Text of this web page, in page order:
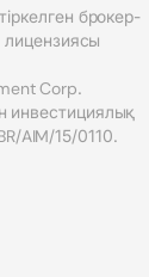
брокер-
лицензиясы
Corp.
инвестициялық
AIM/15/0110.